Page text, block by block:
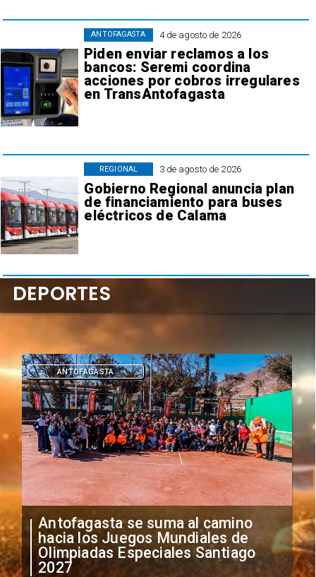
4 de agosto de 2026
Piden enviar reclamos a los
bancos: Seremi coordina
acciones por cobros irregulares
en TransAntofagasta
ANTOFAGASTA
3 de agosto de 2026
Gobierno Regional anuncia plan
de financiamiento para buses
eléctricos de Calama
REGIONAL
Antofagasta se suma al camino
hacia los Juegos Mundiales de
Olimpiadas Especiales Santiago
2027
ANTOFAGASTA
DEPORTES